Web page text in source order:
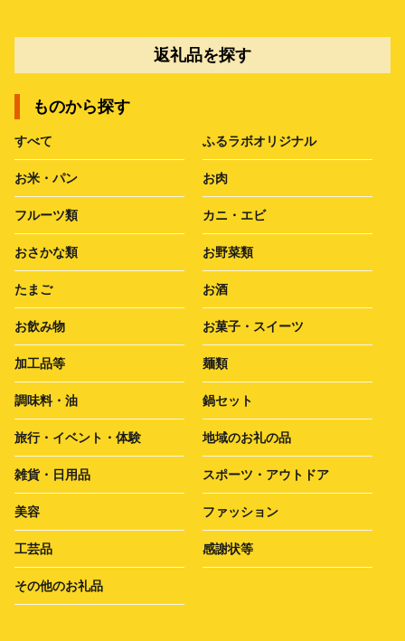
返礼品を探す
ものから探す
すべて ふるラボオリジナル
お米・パン お肉
フルーツ類 カニ・エビ
おさかな類 お野菜類
たまご お酒
お飲み物 お菓子・スイーツ
加工品等 麺類
調味料・油 鍋セット
旅行・イベント・体験 地域のお礼の品
雑貨・日用品 スポーツ・アウトドア
美容 ファッション
工芸品 感謝状等
その他のお礼品